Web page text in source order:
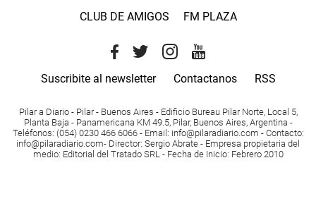
CLUB DE AMIGOS FM PLAZA
Suscribite al newsletter Contactanos RSS
Pilar a Diario - Pilar - Buenos Aires - Edificio Bureau Pilar Norte, Local 5,
Planta Baja - Panamericana KM 49.5, Pilar, Buenos Aires, Argentina -
Teléfonos: (054) 0230 466 6066 - Email : info@pilaradiario.com - Contacto:
info@pilaradiario.com- Director: Sergio Abrate - Empresa propietaria del
medio: Editorial del Tratado SRL - Fecha de Inicio: Febrero 2010